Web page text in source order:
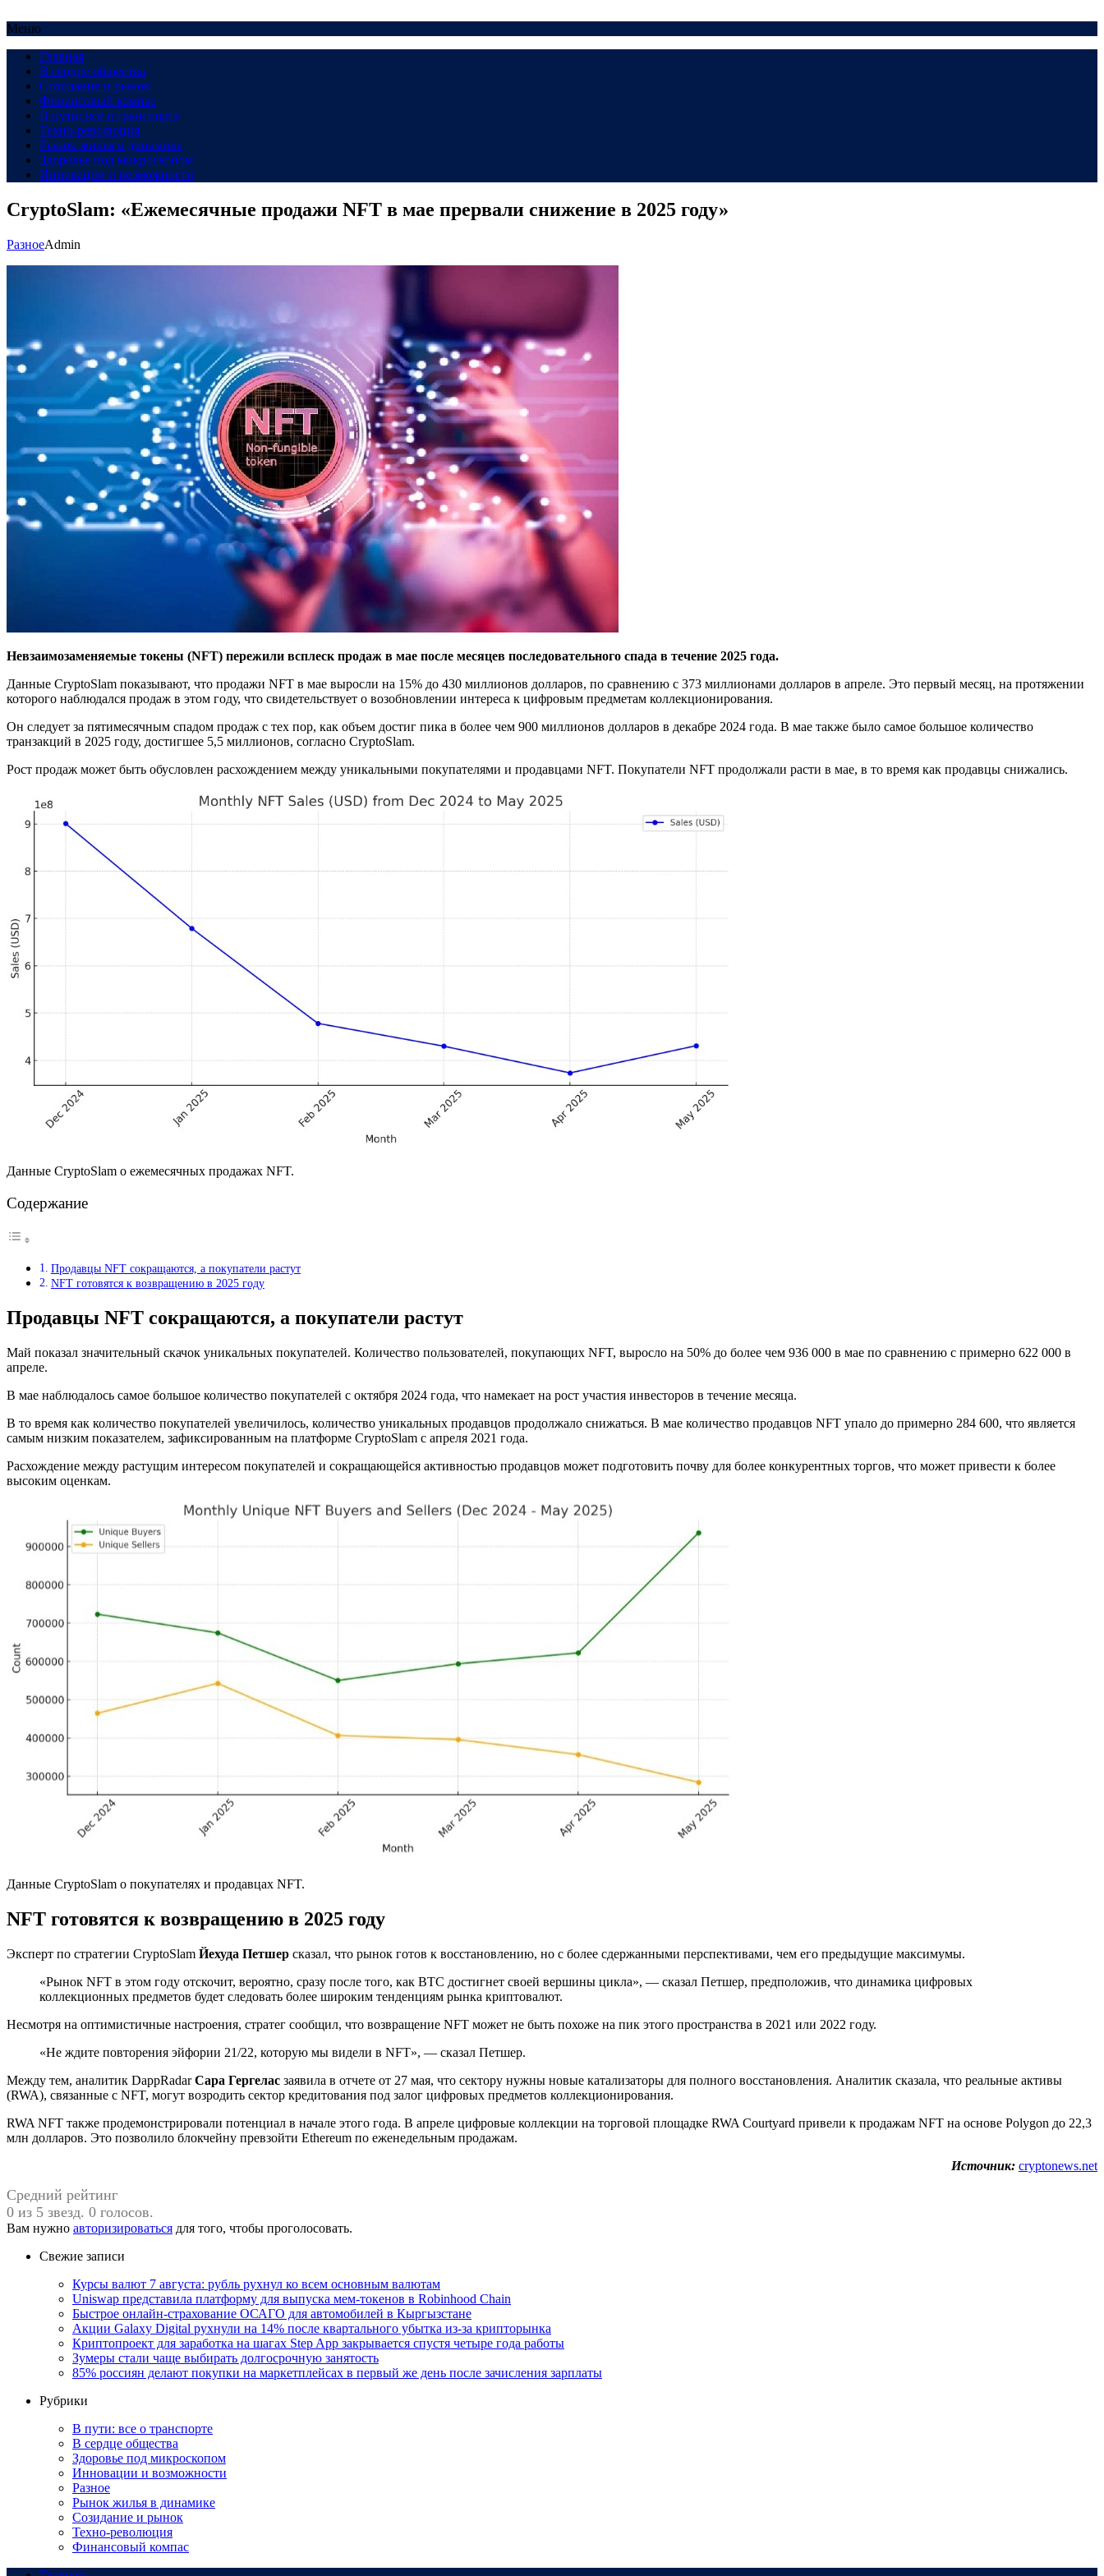
Меню
Главная
В сердце общества
Созидание и рынок
Финансовый компас
В пути: все о транспорте
Техно-революция
Рынок жилья в динамике
Здоровье под микроскопом
Инновации и возможности
CryptoSlam: «Ежемесячные продажи NFT в мае прервали снижение в 2025 году»
РазноеAdmin
Невзаимозаменяемые токены (NFT) пережили всплеск продаж в мае после месяцев последовательного спада в течение 2025 года.
Данные CryptoSlam показывают, что продажи NFT в мае выросли на 15% до 430 миллионов долларов, по сравнению с 373 миллионами долларов в апреле. Это первый месяц, на протяжении
которого наблюдался продаж в этом году, что свидетельствует о возобновлении интереса к цифровым предметам коллекционирования.
Он следует за пятимесячным спадом продаж с тех пор, как объем достиг пика в более чем 900 миллионов долларов в декабре 2024 года. В мае также было самое большое количество
транзакций в 2025 году, достигшее 5,5 миллионов, согласно CryptoSlam.
Рост продаж может быть обусловлен расхождением между уникальными покупателями и продавцами NFT. Покупатели NFT продолжали расти в мае, в то время как продавцы снижались.
Данные CryptoSlam о ежемесячных продажах NFT.
Содержание
Продавцы NFT сокращаются, а покупатели растут
NFT готовятся к возвращению в 2025 году
Продавцы NFT сокращаются, а покупатели растут
Май показал значительный скачок уникальных покупателей. Количество пользователей, покупающих NFT, выросло на 50% до более чем 936 000 в мае по сравнению с примерно 622 000 в
апреле.
В мае наблюдалось самое большое количество покупателей с октября 2024 года, что намекает на рост участия инвесторов в течение месяца.
В то время как количество покупателей увеличилось, количество уникальных продавцов продолжало снижаться. В мае количество продавцов NFT упало до примерно 284 600, что является
самым низким показателем, зафиксированным на платформе CryptoSlam с апреля 2021 года.
Расхождение между растущим интересом покупателей и сокращающейся активностью продавцов может подготовить почву для более конкурентных торгов, что может привести к более
высоким оценкам.
Данные CryptoSlam о покупателях и продавцах NFT.
NFT готовятся к возвращению в 2025 году
Эксперт по стратегии CryptoSlam Йехуда Петшер сказал, что рынок готов к восстановлению, но с более сдержанными перспективами, чем его предыдущие максимумы.
«Рынок NFT в этом году отскочит, вероятно, сразу после того, как BTC достигнет своей вершины цикла», — сказал Петшер, предположив, что динамика цифровых
коллекционных предметов будет следовать более широким тенденциям рынка криптовалют.
Несмотря на оптимистичные настроения, стратег сообщил, что возвращение NFT может не быть похоже на пик этого пространства в 2021 или 2022 году.
«Не ждите повторения эйфории 21/22, которую мы видели в NFT», — сказал Петшер.
Между тем, аналитик DappRadarСара Гергелас заявила в отчете от 27 мая, что сектору нужны новые катализаторы для полного восстановления. Аналитик сказала, что реальные активы
(RWA), связанные с NFT, могут возродить сектор кредитования под залог цифровых предметов коллекционирования.
RWA NFT также продемонстрировали потенциал в начале этого года. В апреле цифровые коллекции на торговой площадке RWA Courtyard привели к продажам NFT на основе Polygon до 22,3
млн долларов. Это позволило блокчейну превзойти Ethereum по еженедельным продажам.
Источник: cryptonews.net
Средний рейтинг
0 из 5 звезд. 0 голосов.
Вам нужно авторизироваться для того, чтобы проголосовать.
Свежие записи
Курсы валют 7 августа: рубль рухнул ко всем основным валютам
Uniswap представила платформу для выпуска мем-токенов в Robinhood Chain
Быстрое онлайн-страхование ОСАГО для автомобилей в Кыргызстане
Акции Galaxy Digital рухнули на 14% после квартального убытка из-за крипторынка
Криптопроект для заработка на шагах Step App закрывается спустя четыре года работы
Зумеры стали чаще выбирать долгосрочную занятость
85% россиян делают покупки на маркетплейсах в первый же день после зачисления зарплаты
Рубрики
В пути: все о транспорте
В сердце общества
Здоровье под микроскопом
Инновации и возможности
Разное
Рынок жилья в динамике
Созидание и рынок
Техно-революция
Финансовый компас